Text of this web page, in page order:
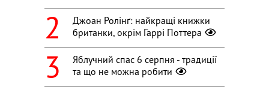
Джоан Ролінґ: найкращі книжки
британки, окрім Гаррі Поттера
Яблучний спас 6 серпня - традиції
та що не можна робити